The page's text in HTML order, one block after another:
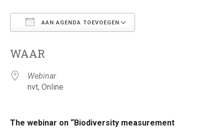
AAN AGENDA TOEVOEGEN
WAAR
Webinar
nvt, Online
The webinar on “Biodiversity measurement